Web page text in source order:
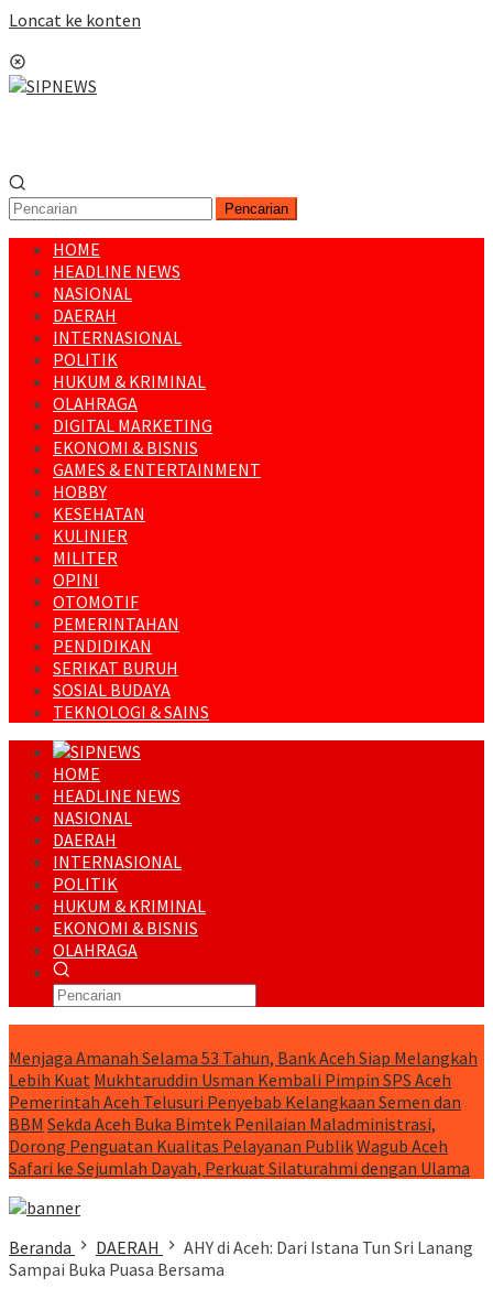
Loncat ke konten
Pencarian
HOME
HEADLINE NEWS
NASIONAL
DAERAH
INTERNASIONAL
POLITIK
HUKUM & KRIMINAL
OLAHRAGA
DIGITAL MARKETING
EKONOMI & BISNIS
GAMES & ENTERTAINMENT
HOBBY
KESEHATAN
KULINIER
MILITER
OPINI
OTOMOTIF
PEMERINTAHAN
PENDIDIKAN
SERIKAT BURUH
SOSIAL BUDAYA
TEKNOLOGI & SAINS
HOME
HEADLINE NEWS
NASIONAL
DAERAH
INTERNASIONAL
POLITIK
HUKUM & KRIMINAL
EKONOMI & BISNIS
OLAHRAGA
Menjaga Amanah Selama 53 Tahun, Bank Aceh Siap Melangkah
Lebih Kuat Mukhtaruddin Usman Kembali Pimpin SPS Aceh
Pemerintah Aceh Telusuri Penyebab Kelangkaan Semen dan
BBM Sekda Aceh Buka Bimtek Penilaian Maladministrasi,
Dorong Penguatan Kualitas Pelayanan PublikWagub Aceh
Safari ke Sejumlah Dayah, Perkuat Silaturahmi dengan Ulama
Beranda DAERAH
AHY di Aceh: Dari Istana Tun Sri Lanang
Sampai Buka Puasa Bersama